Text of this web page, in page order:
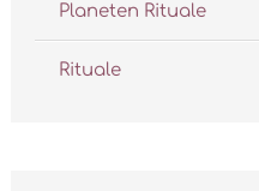
Planeten Rituale
Rituale